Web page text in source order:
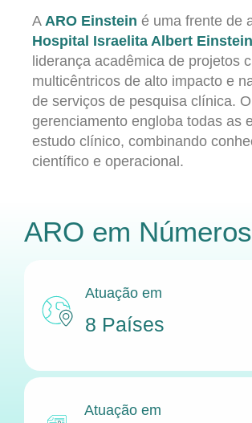
A ARO Einstein é uma frente de
Hospital Israelita Albert Einstein
liderança acadêmica de projetos
multicêntricos de alto impacto e
de serviços de pesquisa clínica. O
gerenciamento engloba todas as
estudo clínico, combinando
científico e operacional.
ARO em Números
Atuação em
8 Países
Atuação em